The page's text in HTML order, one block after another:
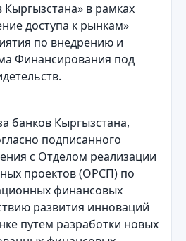
в рамках
доступа к рынкам»
по внедрению и
Финансирования под
банков Кыргызстана,
подписанного
с Отделом реализации
проектов (ОРСП) по
финансовых
развития инноваций
путем разработки новых